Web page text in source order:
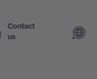
Contact
us